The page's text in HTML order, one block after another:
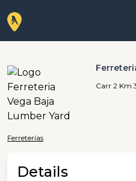
Carr 2 Km
Ferreterías
Details